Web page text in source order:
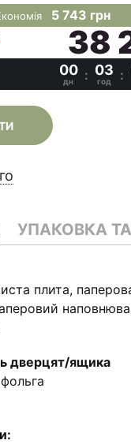
5 743 грн
38
00
дн
03
год
УПАКОВКА
плита,
дверцят/ящика